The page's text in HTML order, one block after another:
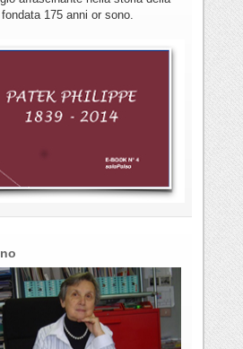
175 anni or sono.